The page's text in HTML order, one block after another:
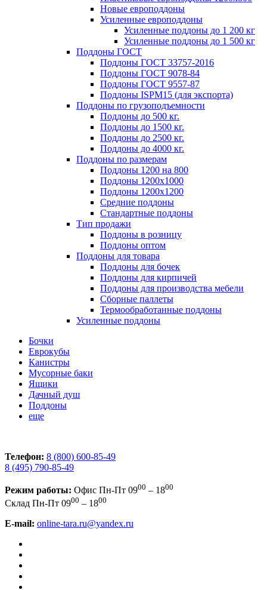
Новые европоддоны
Усиленные европоддоны
Усиленные поддоны до 1 200 кг
Усиленные поддоны до 1 500 кг
Поддоны ГОСТ
Поддоны ГОСТ 33757-2016
Поддоны ГОСТ 9078-84
Поддоны ГОСТ 9557-87
Поддоны ISPM15 (для экспорта)
Поддоны по грузоподъемности
Поддоны до 500 кг.
Поддоны до 1500 кг.
Поддоны до 2500 кг.
Поддоны до 4000 кг.
Поддоны по размерам
Поддоны 1200 на 800
Поддоны 1200х1000
Поддоны 1200х1200
Средние поддоны
Стандартные поддоны
Тип продажи
Поддоны в розницу
Поддоны оптом
Поддоны для товара
Поддоны для бочек
Поддоны для кирпичей
Поддоны для производства мебели
Сборные паллеты
Термообработанные поддоны
Усиленные поддоны
Бочки
Еврокубы
Канистры
Мусорные баки
Ящики
Дачный душ
Поддоны
еще
Телефон: 8 (800) 600-85-49
8 (495) 790-85-49
Режим работы: Офис Пн-Пт 0900 – 1800
Склад Пн-Пт 0900 – 1800
E-mail: online-tara.ru@yandex.ru